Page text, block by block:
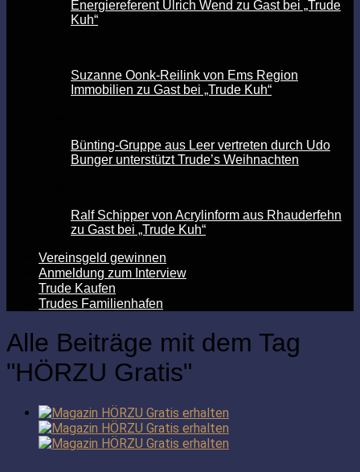
Energiereferent Ulrich Wend zu Gast bei „Trude
Kuh“
Suzanne Oonk-Reilink von Ems Region
Immobilien zu Gast bei „Trude Kuh“
Bünting-Gruppe aus Leer vertreten durch Udo
Bunger unterstützt Trude’s Weihnachten
Ralf Schipper von Acrylinform aus Rhauderfehn
zu Gast bei „Trude Kuh“
Vereinsgeld gewinnen
Anmeldung zum Interview
Trude Kaufen
Trudes Familienhafen
Alle Beiträge mit dem Tag
"HÖRZU Gratis"